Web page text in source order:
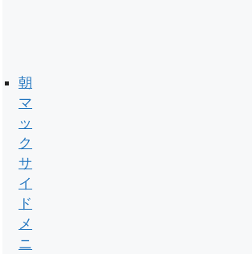
朝
マ
ッ
ク
サ
イ
ド
メ
ニ